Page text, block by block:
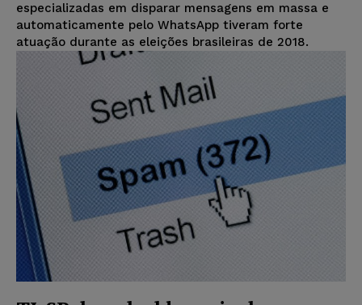
especializadas em disparar mensagens em massa e
automaticamente pelo WhatsApp tiveram forte
atuação durante as eleições brasileiras de 2018.